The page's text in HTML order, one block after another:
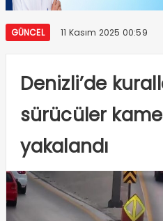
GÜNCEL 11 Kasım 2025 00:59
Denizli’de
sürücüler
yakalandı